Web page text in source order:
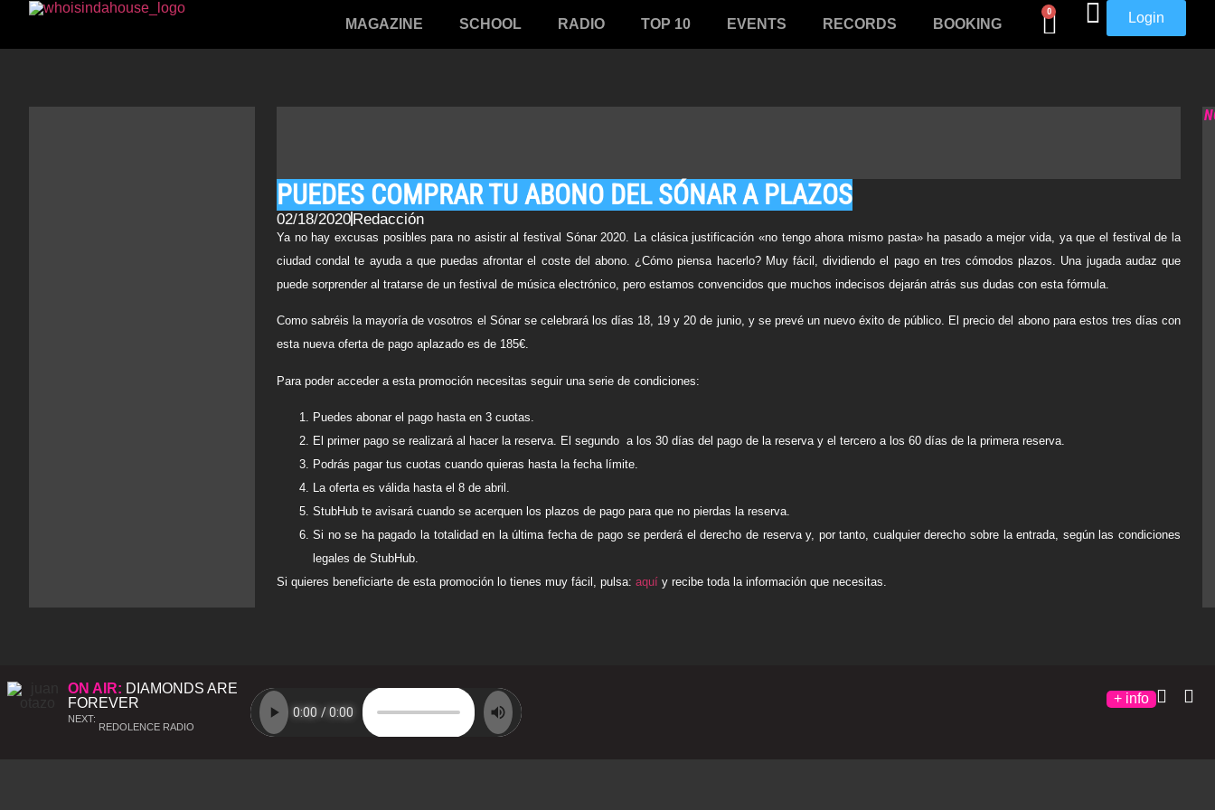
MAGAZINE SCHOOL RADIO TOP 10 EVENTS RECORDS BOOKING
0 Login
PUEDES COMPRAR TU ABONO DEL SÓNAR A PLAZOS
02/18/2020Redacción
Ya no hay excusas posibles para no asistir al festival Sónar 2020. La clásica justificación «no tengo ahora mismo pasta» ha pasado a mejor vida, ya que el festival de la
ciudad condal te ayuda a que puedas afrontar el coste del abono. ¿Cómo piensa hacerlo? Muy fácil, dividiendo el pago en tres cómodos plazos. Una jugada audaz que
puede sorprender al tratarse de un festival de música electrónico, pero estamos convencidos que muchos indecisos dejarán atrás sus dudas con esta fórmula.
Como sabréis la mayoría de vosotros el Sónar se celebrará los días 18, 19 y 20 de junio, y se prevé un nuevo éxito de público. El precio del abono para estos tres días con
esta nueva oferta de pago aplazado es de 185€.
Para poder acceder a esta promoción necesitas seguir una serie de condiciones:
Puedes abonar el pago hasta en 3 cuotas.
El primer pago se realizará al hacer la reserva. El segundo a los 30 días del pago de la reserva y el tercero a los 60 días de la primera reserva.
Podrás pagar tus cuotas cuando quieras hasta la fecha límite.
La oferta es válida hasta el 8 de abril.
StubHub te avisará cuando se acerquen los plazos de pago para que no pierdas la reserva.
Si no se ha pagado la totalidad en la última fecha de pago se perderá el derecho de reserva y, por tanto, cualquier derecho sobre la entrada, según las condiciones
legales de StubHub.
Si quieres beneficiarte de esta promoción lo tienes muy fácil, pulsa: aquí y recibe toda la información que necesitas.
ON AIR: DIAMONDS ARE
FOREVER
NEXT:
REDOLENCE RADIO
+ info